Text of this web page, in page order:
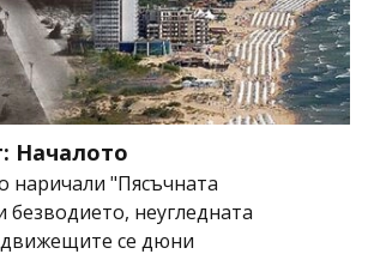
Началото
наричали "Пясъчната
безводието, неугледната
движещите се дюни